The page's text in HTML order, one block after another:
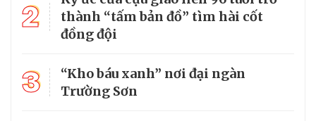
2
thành “tấm bản đồ” tìm hài cốt
đồng đội
3
“Kho báu xanh” nơi đại ngàn
Trường Sơn